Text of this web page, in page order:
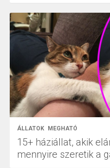
ÁLLATOK MEGHATÓ
15+ háziállat, akik
mennyire szeretik a